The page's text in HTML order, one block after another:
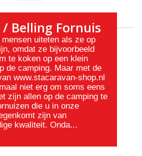
/ Belling Fornuis
mensen uiteten als ze op
omdat ze bijvoorbeeld
te koken op een klein
de camping. Maar met de
www.stacaravan-shop.nl
niet erg om soms eens
zijn allen op de camping te
die u in onze
zijn van
kwaliteit. Onda...